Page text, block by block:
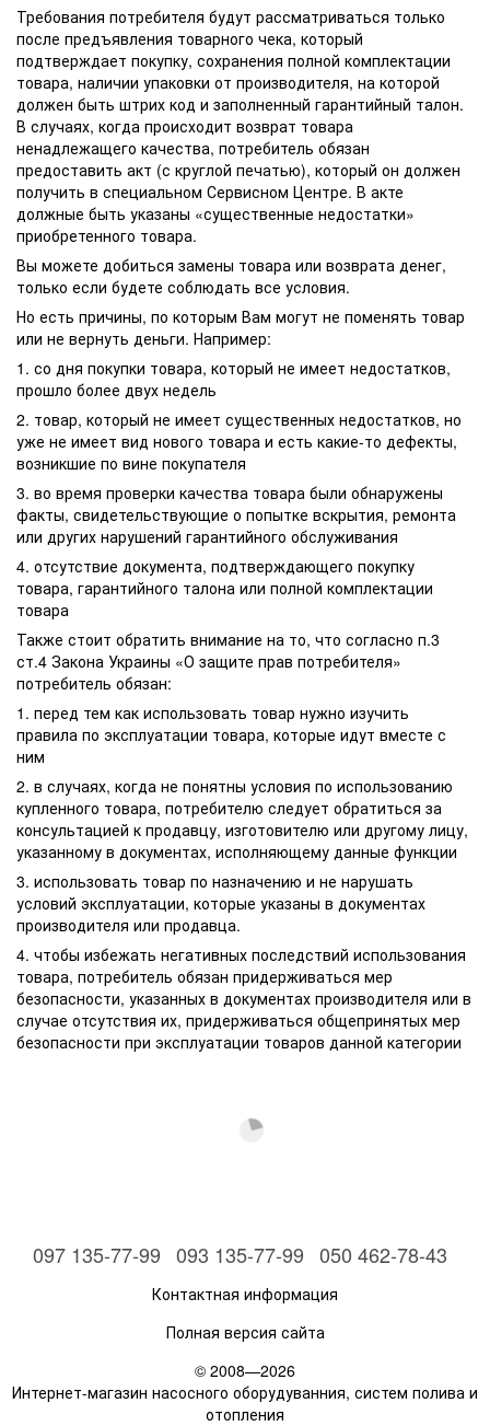
Требования потребителя будут рассматриваться только
после предъявления товарного чека, который
подтверждает покупку, сохранения полной комплектации
товара, наличии упаковки от производителя, на которой
должен быть штрих код и заполненный гарантийный талон.
В случаях, когда происходит возврат товара
ненадлежащего качества, потребитель обязан
предоставить акт (с круглой печатью), который он должен
получить в специальном Сервисном Центре. В акте
должные быть указаны «существенные недостатки»
приобретенного товара.
Вы можете добиться замены товара или возврата денег,
только если будете соблюдать все условия.
Но есть причины, по которым Вам могут не поменять товар
или не вернуть деньги. Например:
1. со дня покупки товара, который не имеет недостатков,
прошло более двух недель
2. товар, который не имеет существенных недостатков, но
уже не имеет вид нового товара и есть какие-то дефекты,
возникшие по вине покупателя
3. во время проверки качества товара были обнаружены
факты, свидетельствующие о попытке вскрытия, ремонта
или других нарушений гарантийного обслуживания
4. отсутствие документа, подтверждающего покупку
товара, гарантийного талона или полной комплектации
товара
Также стоит обратить внимание на то, что согласно п.3
ст.4 Закона Украины «О защите прав потребителя»
потребитель обязан:
1. перед тем как использовать товар нужно изучить
правила по эксплуатации товара, которые идут вместе с
ним
2. в случаях, когда не понятны условия по использованию
купленного товара, потребителю следует обратиться за
консультацией к продавцу, изготовителю или другому лицу,
указанному в документах, исполняющему данные функции
3. использовать товар по назначению и не нарушать
условий эксплуатации, которые указаны в документах
производителя или продавца.
4. чтобы избежать негативных последствий использования
товара, потребитель обязан придерживаться мер
безопасности, указанных в документах производителя или в
случае отсутствия их, придерживаться общепринятых мер
безопасности при эксплуатации товаров данной категории
097 135-77-99 093 135-77-99 050 462-78-43
Контактная информация
Полная версия сайта
© 2008—2026
Интернет-магазин насосного оборудуванния, систем полива и
отопления